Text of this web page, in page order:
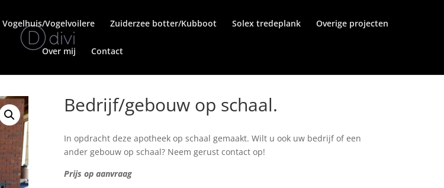
Vogelhuis/Vogelvoilere Zuiderzee botter/Kubboot Solex tredeplank Overige projecten
Over mij Contact
Bedrijf/gebouw op schaal.
In opdracht deze apotheek op schaal gemaakt. Wilt u ook uw bedrijf of een
ander gebouw op schaal? Neem gerust contact op!
Prijs op aanvraag